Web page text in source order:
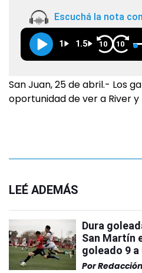
Escuchá la nota
1 1.5 10 10
San Juan, 25 de abril.- Los
oportunidad de ver a River y
LEÉ ADEMÁS
Dura
San Martín
goleado 9
Por